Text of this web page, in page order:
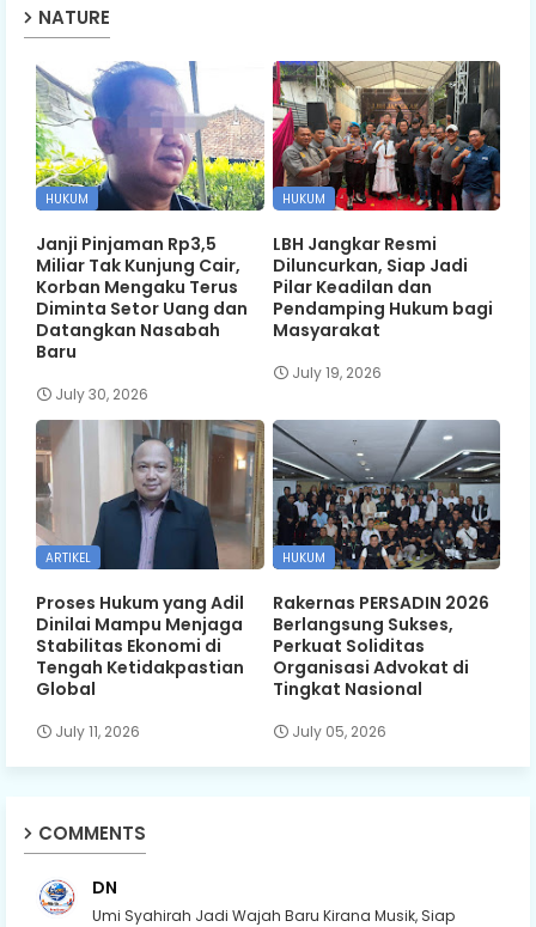
NATURE
HUKUM
Janji Pinjaman Rp3,5
Miliar Tak Kunjung Cair,
Korban Mengaku Terus
Diminta Setor Uang dan
Datangkan Nasabah
Baru
July 30, 2026
HUKUM
LBH Jangkar Resmi
Diluncurkan, Siap Jadi
Pilar Keadilan dan
Pendamping Hukum bagi
Masyarakat
July 19, 2026
ARTIKEL
Proses Hukum yang Adil
Dinilai Mampu Menjaga
Stabilitas Ekonomi di
Tengah Ketidakpastian
Global
July 11, 2026
HUKUM
Rakernas PERSADIN 2026
Berlangsung Sukses,
Perkuat Soliditas
Organisasi Advokat di
Tingkat Nasional
July 05, 2026
COMMENTS
DN
Umi Syahirah Jadi Wajah Baru Kirana Musik, Siap